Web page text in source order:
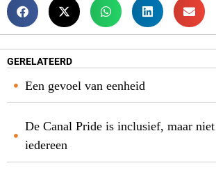
GERELATEERD
Een gevoel van eenheid
De Canal Pride is inclusief, maar
iedereen